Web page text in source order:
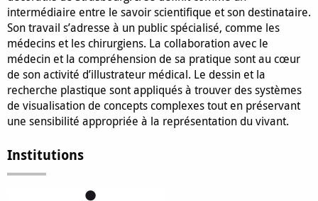
intermédiaire entre le savoir scientifique et son destinataire.
Son travail s’adresse à un public spécialisé, comme les
médecins et les chirurgiens. La collaboration avec le
médecin et la compréhension de sa pratique sont au cœur
de son activité d’illustrateur médical. Le dessin et la
recherche plastique sont appliqués à trouver des systèmes
de visualisation de concepts complexes tout en préservant
une sensibilité appropriée à la représentation du vivant.
Institutions